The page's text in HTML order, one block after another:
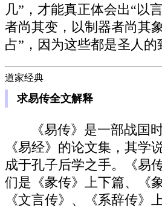
几”，才能真正体会出“以
者尚其变，以制器者尚其
占”，因为这些都是圣人的
道家经典
求易传全文解释
《易传》是一部战国
《易经》的论文集，其学
成于孔子后学之手。《易
们是《彖传》上下篇、《
《文言传》、《系辞传》